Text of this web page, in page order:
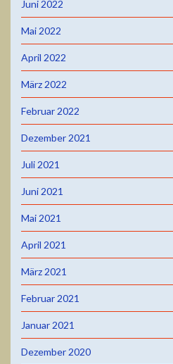
Juni 2022
Mai 2022
April 2022
März 2022
Februar 2022
Dezember 2021
Juli 2021
Juni 2021
Mai 2021
April 2021
März 2021
Februar 2021
Januar 2021
Dezember 2020